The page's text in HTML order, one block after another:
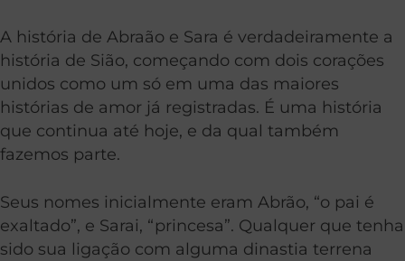
A história de Abraão e Sara é verdadeiramente a
história de Sião, começando com dois corações
unidos como um só em uma das maiores
histórias de amor já registradas. É uma história
que continua até hoje, e da qual também
fazemos parte.
Seus nomes inicialmente eram Abrão, “o pai é
exaltado”, e Sarai, “princesa”. Qualquer que tenha
sido sua ligação com alguma dinastia terrena